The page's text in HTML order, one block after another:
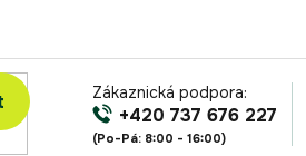
Zákaznická podpora:
+420 737 676 227